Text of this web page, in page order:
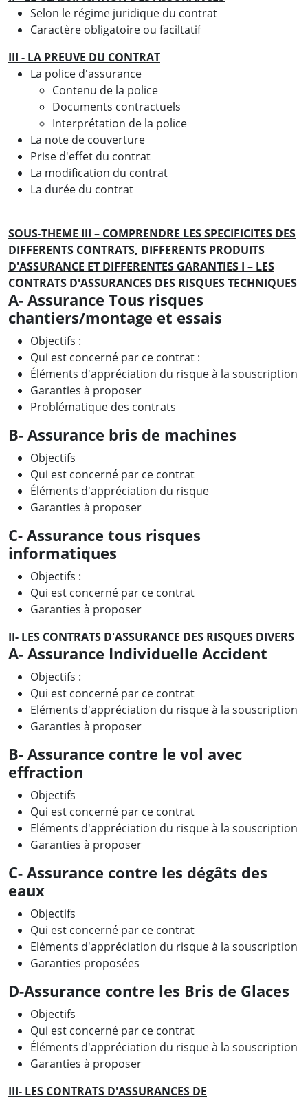
Selon le régime juridique du contrat
Caractère obligatoire ou faciltatif
III - LA PREUVE DU CONTRAT
La police d'assurance
Contenu de la police
Documents contractuels
Interprétation de la police
La note de couverture
Prise d'effet du contrat
La modification du contrat
La durée du contrat
SOUS-THEME III – COMPRENDRE LES SPECIFICITES DES
DIFFERENTS CONTRATS, DIFFERENTS PRODUITS
D'ASSURANCE ET DIFFERENTES GARANTIES I – LES
CONTRATS D'ASSURANCES DES RISQUES TECHNIQUES
A- Assurance Tous risques
chantiers/montage et essais
Objectifs :
Qui est concerné par ce contrat :
Éléments d'appréciation du risque à la souscription
Garanties à proposer
Problématique des contrats
B- Assurance bris de machines
Objectifs
Qui est concerné par ce contrat
Éléments d'appréciation du risque
Garanties à proposer
C- Assurance tous risques
informatiques
Objectifs :
Qui est concerné par ce contrat
Garanties à proposer
II- LES CONTRATS D'ASSURANCE DES RISQUES DIVERS
A- Assurance Individuelle Accident
Objectifs :
Qui est concerné par ce contrat
Eléments d'appréciation du risque à la souscription
Garanties à proposer
B- Assurance contre le vol avec
effraction
Objectifs
Qui est concerné par ce contrat
Eléments d'appréciation du risque à la souscription
Garanties à proposer
C- Assurance contre les dégâts des
eaux
Objectifs
Qui est concerné par ce contrat
Eléments d'appréciation du risque à la souscription
Garanties proposées
D-Assurance contre les Bris de Glaces
Objectifs
Qui est concerné par ce contrat
Éléments d'appréciation du risque à la souscription
Garanties à proposer
III- LES CONTRATS D'ASSURANCES DE